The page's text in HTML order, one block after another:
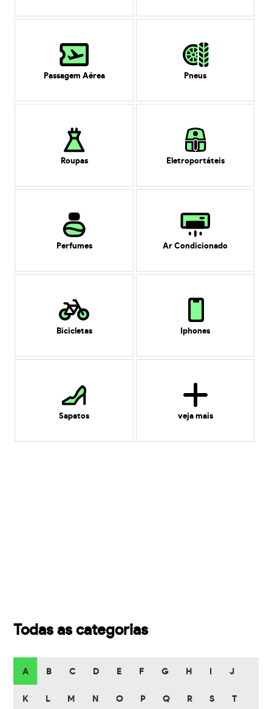
Passagem Aérea Pneus
Roupas Eletroportáteis
Perfumes Ar Condicionado
Bicicletas Iphones
Sapatos veja mais
Todas as categorias
A B C D E F G H J
K L M N O P Q R S T